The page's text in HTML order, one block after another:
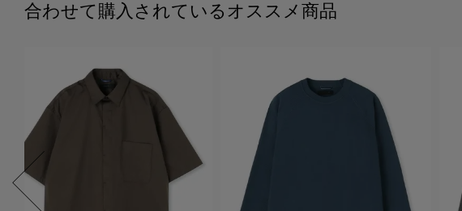
合わせて購入されているオススメ商品